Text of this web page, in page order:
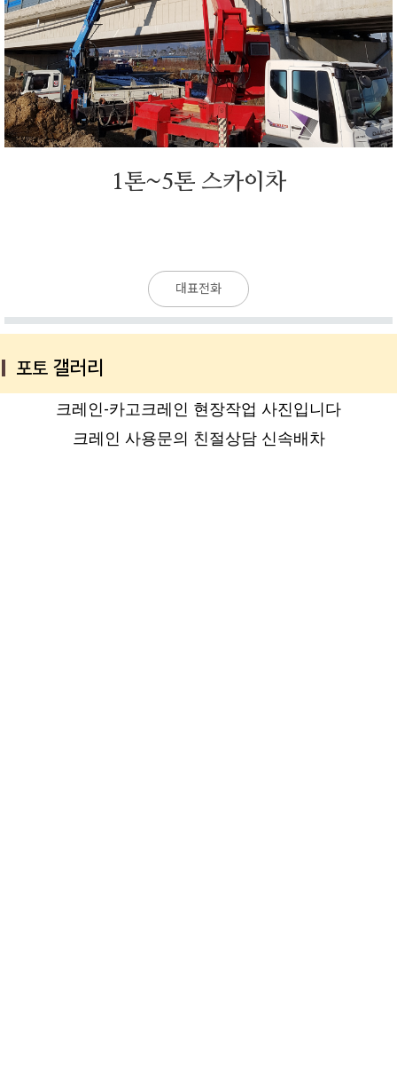
1톤~5톤 스카이차
대표전화
포토 갤러리
크레인-카고크레인 현장작업 사진입니다
크레인 사용문의 친절상담 신속배차